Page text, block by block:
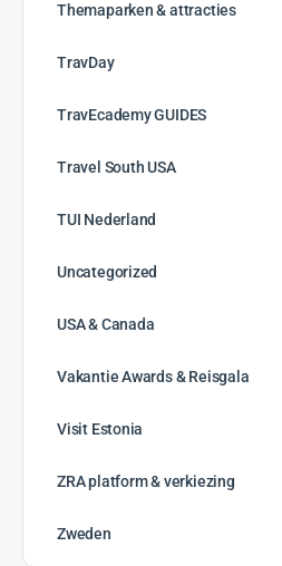
Themaparken & attracties
TravDay
TravEcademy GUIDES
Travel South USA
TUI Nederland
Uncategorized
USA & Canada
Vakantie Awards & Reisgala
Visit Estonia
ZRA platform & verkiezing
Zweden